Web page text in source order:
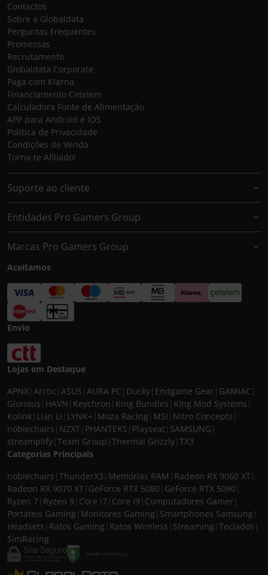
Contactos
Sobre a Globaldata
Perguntas Frequentes
Promessas
Recrutamento
Globaldata Corporate
Paga com Klarna
Financiamento Cetelem
Calculadora Fonte de Alimentação
APP para Android e IOS
Política de Privacidade
Condições de Venda
Torna-te Afiliado!
Suporte ao cliente
Entidades Pro Gamers Group
Marcas Pro Gamers Group
Aceitamos
Envio
Lojas em Destaque
APNX Arctic ASUS AURA PC Ducky Endgame Gear GAMIAC
Glorious HAVN Keychron King Bundles King Mod Systems
Kolink Lian Li LYNK+ Moza Racing MSI Nitro Concepts
noblechairs NZXT PHANTEKS Playseat SAMSUNG
streamplify Team Group Thermal Grizzly TX3
Categorias Principais
noblechairs ThunderX3 Memórias RAM Radeon RX 9060 XT
Radeon RX 9070 XT GeForce RTX 5080 GeForce RTX 5090
Ryzen 7 Ryzen 9 Core i7 Core i9 Computadores Gamer
Portáteis Gaming Monitores Gaming Smartphones Samsung
Headsets Ratos Gaming Ratos Wireless Streaming Teclados
SimRacing